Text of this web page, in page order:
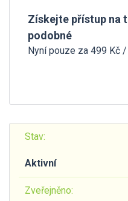
Získejte přístup na
podobné
Nyní pouze za 499 Kč
Stav:
Aktivní
Zveřejněno: